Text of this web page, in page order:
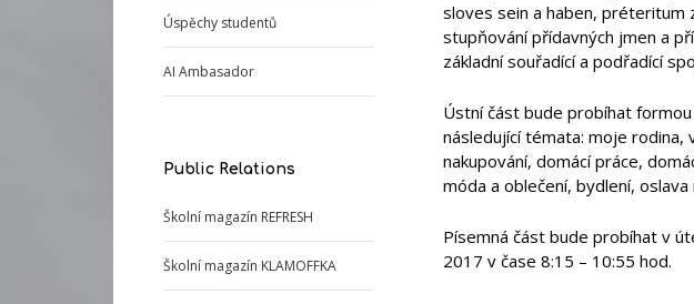
Úspěchy studentů
AI Ambasador
Public Relations
Školní magazín REFRESH
Školní magazín KLAMOFFKA
sloves sein a haben, préteritum
stupňování přídavných jmen a
základní souřadící a podřadící
Ústní část bude probíhat
následující témata: moje rodina,
nakupování, domácí práce,
móda a oblečení, bydlení,
Písemná část bude probíhat v
2017 v čase 8:15 – 10:55 hod.